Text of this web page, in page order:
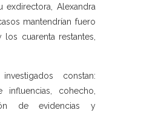
exdirectora, Alexandra
mantendrían fuero
cuarenta restantes,
constan:
influencias, cohecho,
de evidencias y